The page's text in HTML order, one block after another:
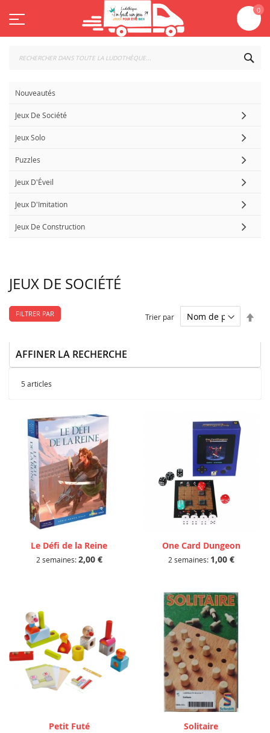
au
contenu
0
Nouveautés
Jeux De Société
Jeux Solo
Puzzles
Jeux D'Éveil
Jeux D'Imitation
Jeux De Construction
JEUX DE SOCIÉTÉ
5 articles
Trier par
Le Défi de la Reine
2 semaines:2,00 €
One Card Dungeon
2 semaines: 1,00 €
Petit Futé Solitaire
FILTRER PAR
AFFINER LA RECHERCHE